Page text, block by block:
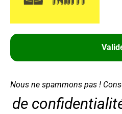
Nous ne spammons pas !
de